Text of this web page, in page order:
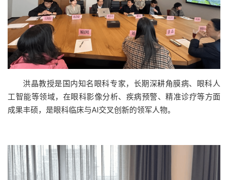
洪晶教授是国内知名眼科专家，长期深耕角膜病、眼科人
工智能等领域，在眼科影像分析、疾病预警、精准诊疗等方面
成果丰硕，是眼科临床与AI交叉创新的领军人物。